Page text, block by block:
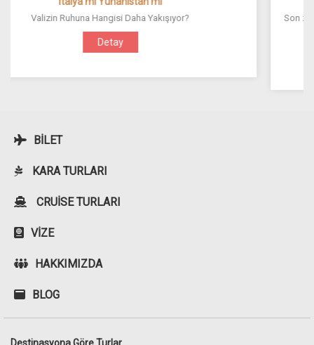
Son zamanların konsolosluk randevu sorunlarına vizesiz çözümler
BILET
KARA TURLARI
CRUISE TURLARI
VIZE
HAKKIMIZDA
BLOG